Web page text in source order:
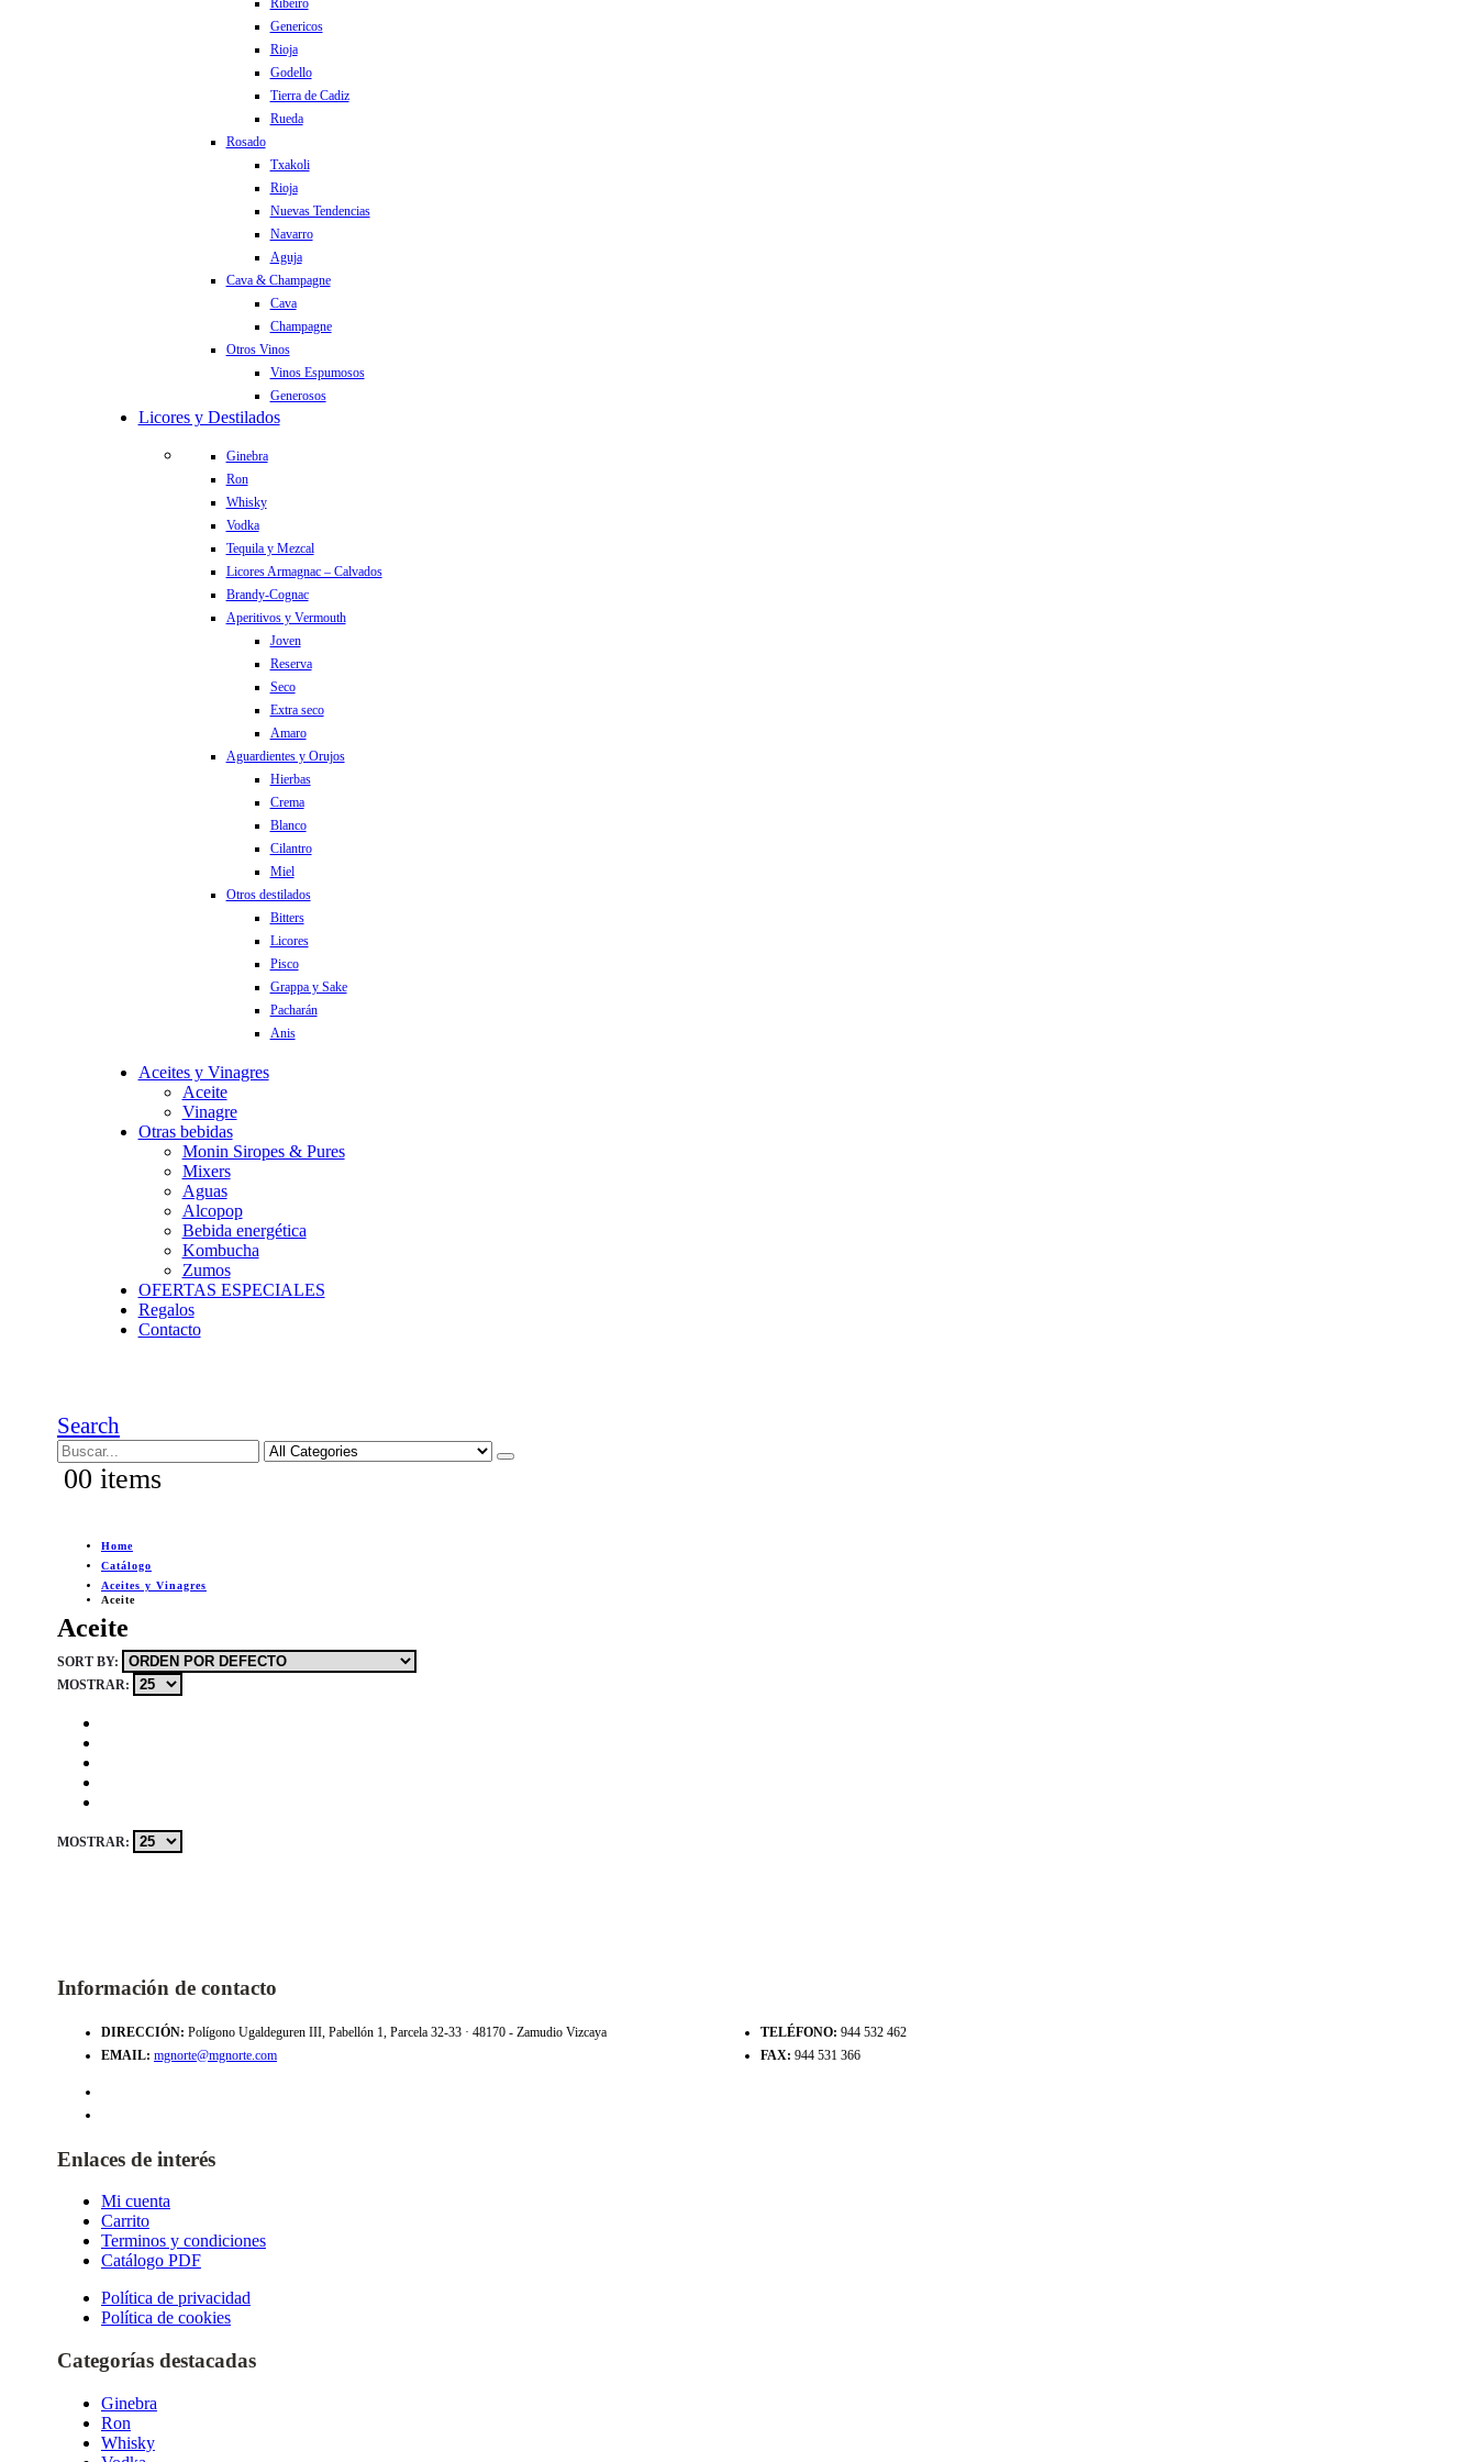
Ribeiro
Genericos
Rioja
Godello
Tierra de Cadiz
Rueda
Rosado
Txakoli
Rioja
Nuevas Tendencias
Navarro
Aguja
Cava & Champagne
Cava
Champagne
Otros Vinos
Vinos Espumosos
Generosos
Licores y Destilados
Ginebra
Ron
Whisky
Vodka
Tequila y Mezcal
Licores Armagnac – Calvados
Brandy-Cognac
Aperitivos y Vermouth
Joven
Reserva
Seco
Extra seco
Amaro
Aguardientes y Orujos
Hierbas
Crema
Blanco
Cilantro
Miel
Otros destilados
Bitters
Licores
Pisco
Grappa y Sake
Pacharán
Anis
Aceites y Vinagres
Aceite
Vinagre
Otras bebidas
Monin Siropes & Pures
Mixers
Aguas
Alcopop
Bebida energética
Kombucha
Zumos
OFERTAS ESPECIALES
Regalos
Contacto
Search
00 items
Home
Catálogo
Aceites y Vinagres
Aceite
Aceite
SORT BY:
MOSTRAR:
MOSTRAR:
Información de contacto
DIRECCIÓN: Polígono Ugaldeguren III, Pabellón 1, Parcela 32-33 · 48170 - Zamudio Vizcaya TELÉFONO: 944 532 462
EMAIL: mgnorte@mgnorte.com FAX: 944 531 366
Enlaces de interés
Mi cuenta
Carrito
Terminos y condiciones
Catálogo PDF
Política de privacidad
Política de cookies
Categorías destacadas
Ginebra
Ron
Whisky